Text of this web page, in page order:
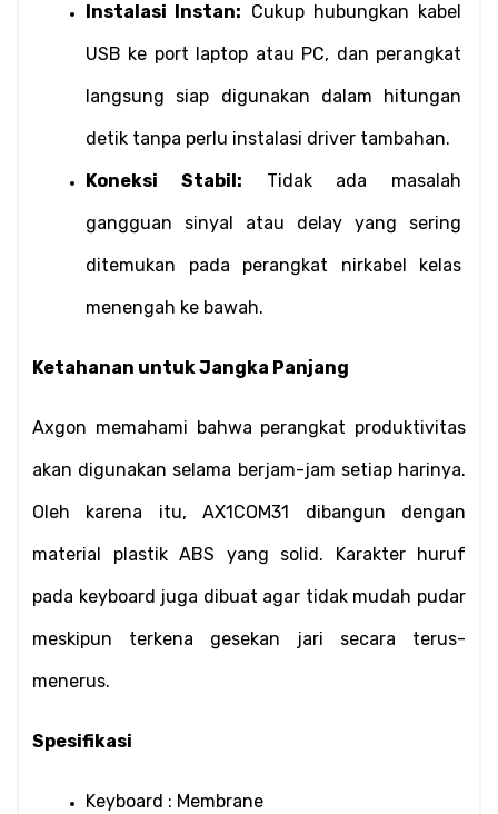
Instalasi Instan: Cukup hubungkan kabel
USB ke port laptop atau PC, dan perangkat
langsung siap digunakan dalam hitungan
detik tanpa perlu instalasi driver tambahan.
Koneksi Stabil: Tidak ada masalah
gangguan sinyal atau delay yang sering
ditemukan pada perangkat nirkabel kelas
menengah ke bawah.
Ketahanan untuk Jangka Panjang
Axgon memahami bahwa perangkat produktivitas
akan digunakan selama berjam-jam setiap harinya.
Oleh karena itu, AX1COM31 dibangun dengan
material plastik ABS yang solid. Karakter huruf
pada keyboard juga dibuat agar tidak mudah pudar
meskipun terkena gesekan jari secara terus-
menerus.
Spesifikasi
Keyboard : Membrane